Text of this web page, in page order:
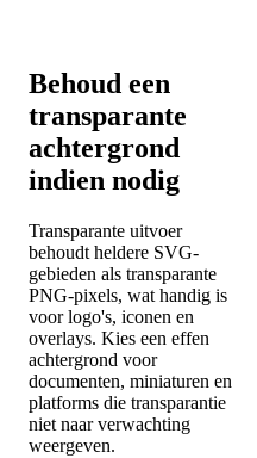
Behoud een
transparante
achtergrond
indien nodig
Transparante uitvoer
behoudt heldere SVG-
gebieden als transparante
PNG-pixels, wat handig is
voor logo's, iconen en
overlays. Kies een effen
achtergrond voor
documenten, miniaturen en
platforms die transparantie
niet naar verwachting
weergeven.